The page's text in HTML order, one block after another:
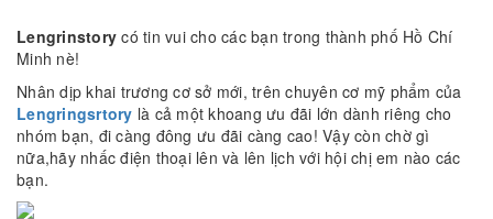
Lengrinstory có tin vui cho các bạn trong thành phố Hồ Chí
Minh nè!
Nhân dịp khai trương cơ sở mới, trên chuyên cơ mỹ phẩm của
Lengringsrtory là cả một khoang ưu đãi lớn dành riêng cho
nhóm bạn, đi càng đông ưu đãi càng cao! Vậy còn chờ gì
nữa,hãy nhấc điện thoại lên và lên lịch với hội chị em nào các
bạn.